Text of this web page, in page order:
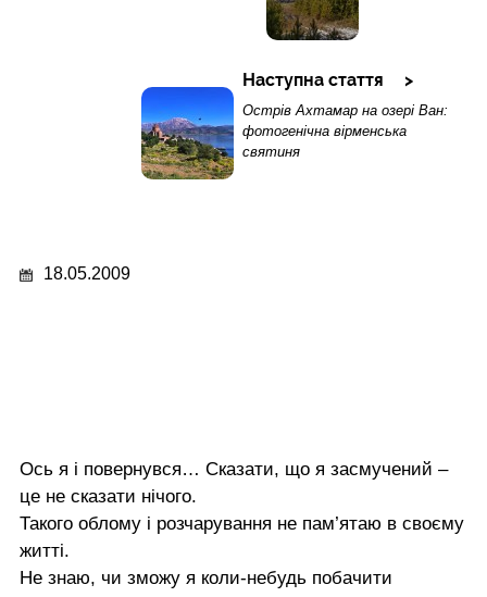
Наступна стаття
Острів Ахтамар на озері Ван:
фотогенічна вірменська
святиня
18.05.2009
Ось я і повернувся… Сказати, що я засмучений –
це не сказати нічого.
Такого облому і розчарування не пам’ятаю в своєму
житті.
Не знаю, чи зможу я коли-небудь побачити